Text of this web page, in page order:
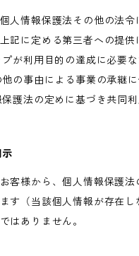
人情報保護法その他の法
記に定める第三者への提供
プが利用目的の達成に必要
他の事由による事業の承継
保護法の定めに基づき共同
客様から、個人情報保護
す（当該個人情報が存在
はありません。